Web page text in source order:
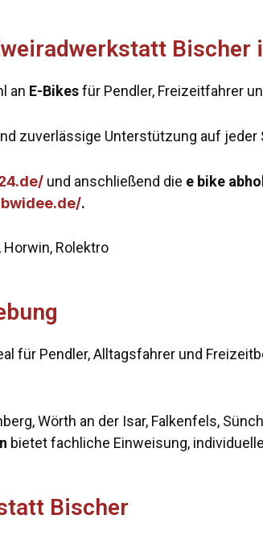
Bischer
an E-Bikesfür Pendler, Freizeitfahrer
zuverlässige Unterstützung auf jeder
und anschließend die e bike
.
Horwin, Rolektro
für Pendler, Alltagsfahrer und
Wörth an der Isar, Falkenfels,
bietet fachliche Einweisung,
Bischer